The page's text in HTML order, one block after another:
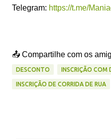
Telegram: https://t.me/
📤 Compartilhe com os
DESCONTO INSCRIÇÃO COM
INSCRIÇÃO DE CORRIDA DE RUA